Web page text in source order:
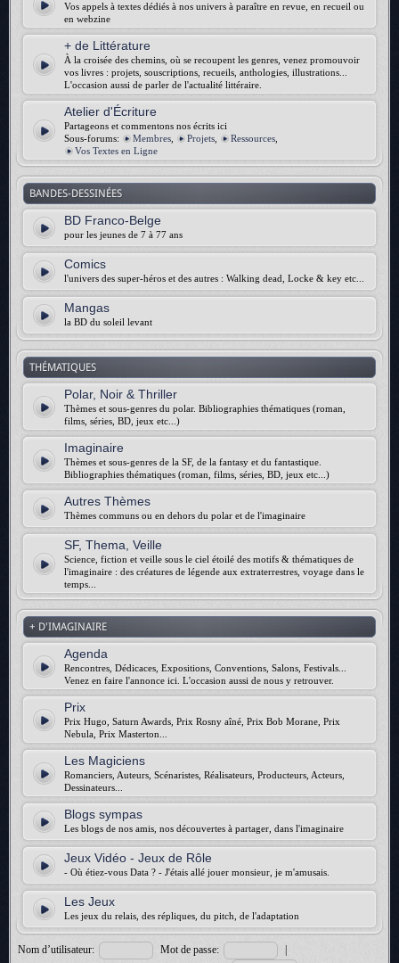
Vos appels à textes dédiés à nos univers à paraître en revue, en recueil ou
en webzine
+ de Littérature
À la croisée des chemins, où se recoupent les genres, venez promouvoir
vos livres : projets, souscriptions, recueils, anthologies, illustrations...
L'occasion aussi de parler de l'actualité littéraire.
Atelier d'Écriture
Partageons et commentons nos écrits ici
Sous-forums:
Membres Projets Ressources
Vos Textes en Ligne
BANDES-DESSINÉES
BD Franco-Belge
pour les jeunes de 7 à 77 ans
Comics
l'univers des super-héros et des autres : Walking dead, Locke & key etc...
Mangas
la BD du soleil levant
THÉMATIQUES
Polar, Noir & Thriller
Thèmes et sous-genres du polar. Bibliographies thématiques (roman,
films, séries, BD, jeux etc...)
Imaginaire
Thèmes et sous-genres de la SF, de la fantasy et du fantastique.
Bibliographies thématiques (roman, films, séries, BD, jeux etc...)
Autres Thèmes
Thèmes communs ou en dehors du polar et de l'imaginaire
SF, Thema, Veille
Science, fiction et veille sous le ciel étoilé des motifs & thématiques de
l'imaginaire : des créatures de légende aux extraterrestres, voyage dans le
temps...
+ D'IMAGINAIRE
Agenda
Rencontres, Dédicaces, Expositions, Conventions, Salons, Festivals...
Venez en faire l'annonce ici. L'occasion aussi de nous y retrouver.
Prix
Prix Hugo, Saturn Awards, Prix Rosny aîné, Prix Bob Morane, Prix
Nebula, Prix Masterton...
Les Magiciens
Romanciers, Auteurs, Scénaristes, Réalisateurs, Producteurs, Acteurs,
Dessinateurs...
Blogs sympas
Les blogs de nos amis, nos découvertes à partager, dans l'imaginaire
Jeux Vidéo - Jeux de Rôle
- Où étiez-vous Data ? - J'étais allé jouer monsieur, je m'amusais.
Les Jeux
Les jeux du relais, des répliques, du pitch, de l'adaptation
Nom d’utilisateur: Mot de passe:
|